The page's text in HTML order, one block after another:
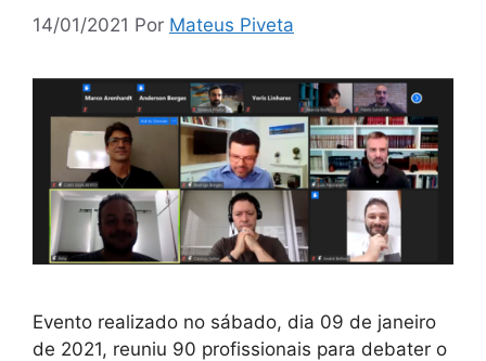
14/01/2021 Por Mateus Piveta
Evento realizado no sábado, dia 09 de janeiro
de 2021, reuniu 90 profissionais para debater o